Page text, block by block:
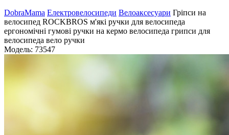
DobraMama Електровелосипеди Велоаксесуари Гріпси на
велосипед ROCKBROS м'які ручки для велосипеда
ергономічні гумові ручки на кермо велосипеда грипси для
велосипеда вело ручки
Модель: 73547